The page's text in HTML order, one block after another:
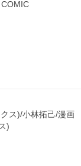
ス)/小林拓己/漫画
)